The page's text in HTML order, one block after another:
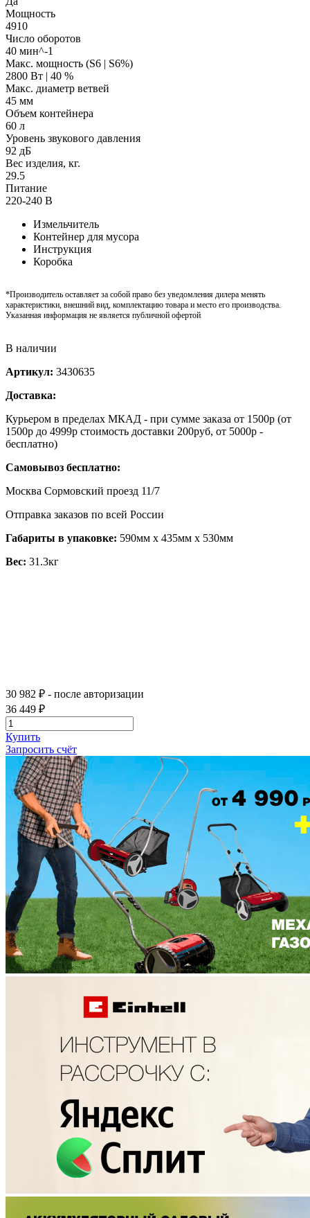
Мощность
4910
Число оборотов
40 мин^-1
Макс. мощность (S6 | S6%)
2800 Вт | 40 %
Макс. диаметр ветвей
45 мм
Объем контейнера
60 л
Уровень звукового давления
92 дБ
Вес изделия, кг.
29.5
Питание
220-240 В
Измельчитель
Контейнер для мусора
Инструкция
Коробка
*Производитель оставляет за собой право без уведомления дилера менять
характеристики, внешний вид, комплектацию товара и место его производства.
Указанная информация не является публичной офертой
В наличии
Артикул: 3430635
Доставка:
Курьером в пределах МКАД - при сумме заказа от 1500р (от
1500р до 4999р стоимость доставки 200руб, от 5000р -
бесплатно)
Самовывоз бесплатно:
Москва Сормовский проезд 11/7
Отправка заказов по всей России
Габариты в упаковке: 590мм x 435мм x 530мм
Вес: 31.3кг
30 982 ₽ - после авторизации
36 449 ₽
Купить
Запросить счёт